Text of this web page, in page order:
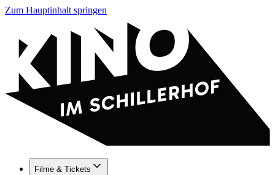
Zum Hauptinhalt springen
Filme & Tickets